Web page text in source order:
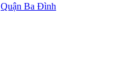
Quận Ba Đình